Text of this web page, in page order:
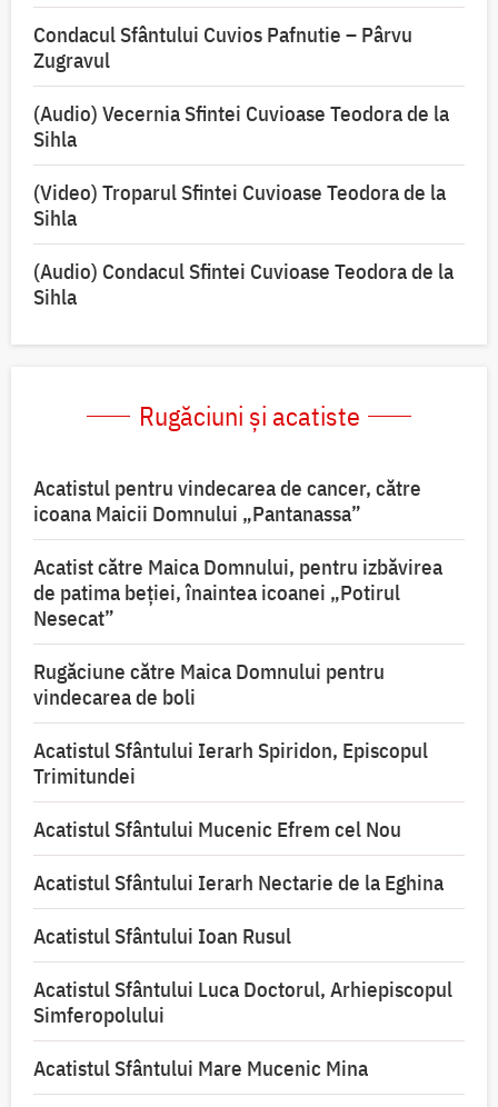
Condacul Sfântului Cuvios Pafnutie – Pârvu
Zugravul
(Audio) Vecernia Sfintei Cuvioase Teodora de la
Sihla
(Video) Troparul Sfintei Cuvioase Teodora de la
Sihla
(Audio) Condacul Sfintei Cuvioase Teodora de la
Sihla
Rugăciuni și acatiste
Acatistul pentru vindecarea de cancer, către
icoana Maicii Domnului „Pantanassa”
Acatist către Maica Domnului, pentru izbăvirea
de patima beției, înaintea icoanei „Potirul
Nesecat”
Rugăciune către Maica Domnului pentru
vindecarea de boli
Acatistul Sfântului Ierarh Spiridon, Episcopul
Trimitundei
Acatistul Sfântului Mucenic Efrem cel Nou
Acatistul Sfântului Ierarh Nectarie de la Eghina
Acatistul Sfântului Ioan Rusul
Acatistul Sfântului Luca Doctorul, Arhiepiscopul
Simferopolului
Acatistul Sfântului Mare Mucenic Mina